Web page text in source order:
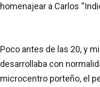
homenajear a Carlos
Poco antes de las 20, y
desarrollaba con
microcentro porteño, el